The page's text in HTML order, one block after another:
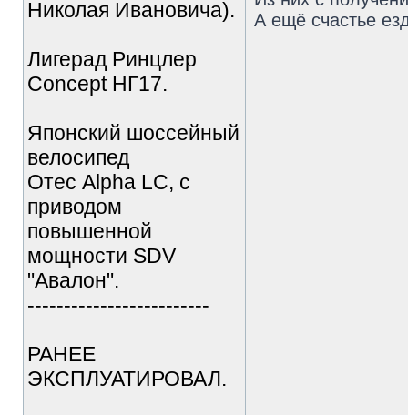
Николая Ивановича).
Лигерад Ринцлер
Concept НГ17.
Японский шоссейный
велосипед
Отес Alpha LC, с
приводом
повышенной
мощности SDV
"Авалон".
-------------------------
РАНЕЕ
ЭКСПЛУАТИРОВАЛ.
А ещё счастье